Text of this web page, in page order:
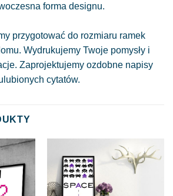
forma designu.
przygotować do rozmiaru ramek
Wydrukujemy Twoje pomysły i
Zaprojektujemy ozdobne napisy
cytatów.